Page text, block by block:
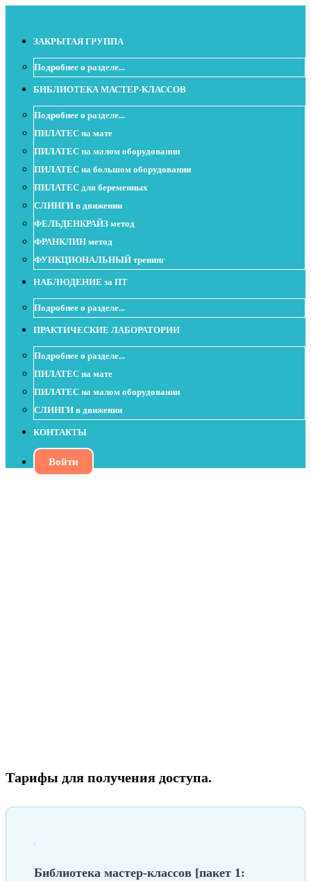
ЗАКРЫТАЯ ГРУППА
Подробнее о разделе...
БИБЛИОТЕКА МАСТЕР-КЛАССОВ
Подробнее о разделе...
ПИЛАТЕС на мате
ПИЛАТЕС на малом оборудовании
ПИЛАТЕС на большом оборудовании
ПИЛАТЕС для беременных
СЛИНГИ в движении
ФЕЛЬДЕНКРАЙЗ метод
ФРАНКЛИН метод
ФУНКЦИОНАЛЬНЫЙ тренинг
НАБЛЮДЕНИЕ за ПТ
Подробнее о разделе...
ПРАКТИЧЕСКИЕ ЛАБОРАТОРИИ
Подробнее о разделе...
ПИЛАТЕС на мате
ПИЛАТЕС на малом оборудовании
СЛИНГИ в движении
КОНТАКТЫ
Войти
Тарифы для получения доступа.
Библиотека мастер-классов [пакет 1: